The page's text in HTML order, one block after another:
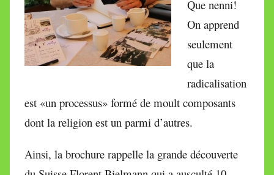
Que nenni!
On apprend
seulement
que la
radicalisation
est «un processus» formé de moult composants
dont la religion est un parmi d’autres.
Ainsi, la brochure rappelle la grande découverte